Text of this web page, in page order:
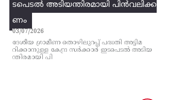
ടപെടല്‍ അടിയന്തിരമായി പിന്‍വലിക്ക
ണം
03/07/2026
ദേശീയ ഗ്രാമീണ തൊഴിലുറപ്പ്‌ പദ്ധതി അട്ടിമ
റിക്കാനുള്ള കേന്ദ്ര സര്‍ക്കാര്‍ ഇടപെടല്‍ അടിയ
ന്തിരമായി പി